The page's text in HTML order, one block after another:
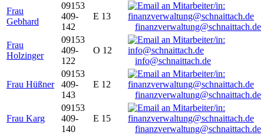
Frau
Gebhard
09153
409-
142
E 13
finanzverwaltung@schnaittach.de
Frau
Holzinger
09153
409-
122
O 12
info@schnaittach.de
Frau Hüßner
09153
409-
143
E 12
finanzverwaltung@schnaittach.de
Frau Karg
09153
409-
140
E 15
finanzverwaltung@schnaittach.de